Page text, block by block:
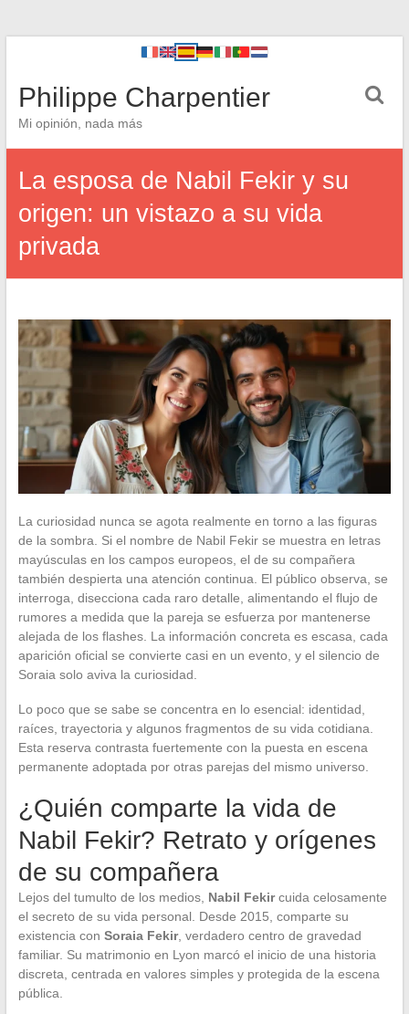
Philippe Charpentier
Mi opinión, nada más
La esposa de Nabil Fekir y su
origen: un vistazo a su vida
privada
La curiosidad nunca se agota realmente en torno a las figuras
de la sombra. Si el nombre de Nabil Fekir se muestra en letras
mayúsculas en los campos europeos, el de su compañera
también despierta una atención continua. El público observa, se
interroga, disecciona cada raro detalle, alimentando el flujo de
rumores a medida que la pareja se esfuerza por mantenerse
alejada de los flashes. La información concreta es escasa, cada
aparición oficial se convierte casi en un evento, y el silencio de
Soraia solo aviva la curiosidad.
Lo poco que se sabe se concentra en lo esencial: identidad,
raíces, trayectoria y algunos fragmentos de su vida cotidiana.
Esta reserva contrasta fuertemente con la puesta en escena
permanente adoptada por otras parejas del mismo universo.
¿Quién comparte la vida de
Nabil Fekir? Retrato y orígenes
de su compañera
Lejos del tumulto de los medios, Nabil Fekircuida celosamente
el secreto de su vida personal. Desde 2015, comparte su
existencia con Soraia Fekir, verdadero centro de gravedad
familiar. Su matrimonio en Lyon marcó el inicio de una historia
discreta, centrada en valores simples y protegida de la escena
pública.